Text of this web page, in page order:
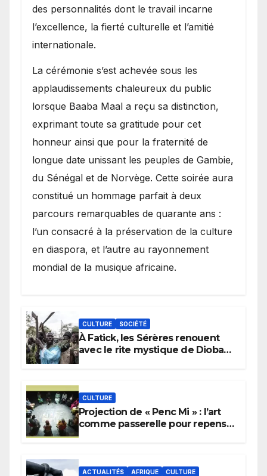
des personnalités dont le travail incarne
l’excellence, la fierté culturelle et l’amitié
internationale.
​La cérémonie s’est achevée sous les
applaudissements chaleureux du public
lorsque Baaba Maal a reçu sa distinction,
exprimant toute sa gratitude pour cet
honneur ainsi que pour la fraternité de
longue date unissant les peuples de Gambie,
du Sénégal et de Norvège. Cette soirée aura
constitué un hommage parfait à deux
parcours remarquables de quarante ans :
l’un consacré à la préservation de la culture
en diaspora, et l’autre au rayonnement
mondial de la musique africaine.
CULTURE SOCIÉTÉ
À Fatick, les Sérères renouent
avec le rite mystique de Diobaye
CULTURE
Projection de « Penc Mi » : l’art
comme passerelle pour repenser
ACTUALITÉS AFRIQUE CULTURE